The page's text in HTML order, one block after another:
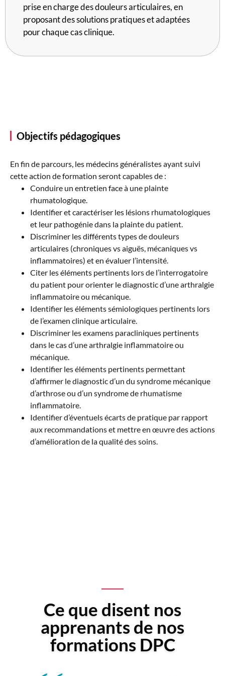
prise en charge des douleurs articulaires, en
proposant des solutions pratiques et adaptées
pour chaque cas clinique.
Objectifs pédagogiques
En fin de parcours, les médecins généralistes ayant suivi
cette action de formation seront capables de :
Conduire un entretien face à une plainte
rhumatologique.
Identifier et caractériser les lésions rhumatologiques
et leur pathogénie dans la plainte du patient.
Discriminer les différents types de douleurs
articulaires (chroniques vs aiguës, mécaniques vs
inflammatoires) et en évaluer l’intensité.
Citer les éléments pertinents lors de l’interrogatoire
du patient pour orienter le diagnostic d’une arthralgie
inflammatoire ou mécanique.
Identifier les éléments sémiologiques pertinents lors
de l’examen clinique articulaire.
Discriminer les examens paracliniques pertinents
dans le cas d’une arthralgie inflammatoire ou
mécanique.
Identifier les éléments pertinents permettant
d’affirmer le diagnostic d’un du syndrome mécanique
d’arthrose ou d’un syndrome de rhumatisme
inflammatoire.
Identifier d’éventuels écarts de pratique par rapport
aux recommandations et mettre en œuvre des actions
d’amélioration de la qualité des soins.
Ce que disent nos
apprenants de nos
formations DPC